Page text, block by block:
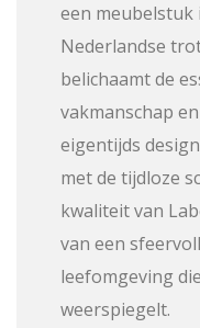
een meubelstuk
Nederlandse
belichaamt de
vakmanschap
eigentijds
met de tijdloze
kwaliteit van
van een
leefomgeving
weerspiegelt.